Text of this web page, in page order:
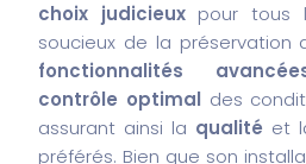
choix judicieuxpour tous
soucieux de la préservation
fonctionnalités
contrôle optimal des
assurant ainsi la qualité et
préférés. Bien que son